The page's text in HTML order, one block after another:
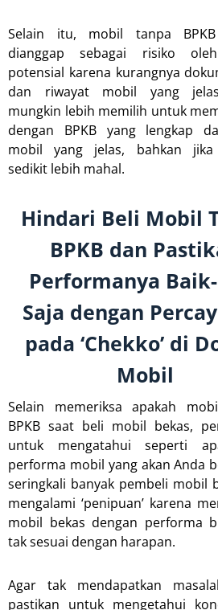
Selain itu, mobil tanpa
dianggap sebagai risiko
potensial karena kurangnya
dan riwayat mobil yang
mungkin lebih memilih untuk
dengan BPKB yang lengkap
mobil yang jelas, bahkan jika
sedikit lebih mahal.
Hindari Beli Mobil
BPKB dan
Performanya
Saja dengan
pada ‘Chekko’ di
Mobil
Selain memeriksa apakah
BPKB saat beli mobil bekas,
untuk mengatahui seperti
performa mobil yang akan Anda
seringkali banyak pembeli mobil
mengalami ‘penipuan’ karena
mobil bekas dengan performa
tak sesuai dengan harapan.
Agar tak mendapatkan
pastikan untuk mengetahui